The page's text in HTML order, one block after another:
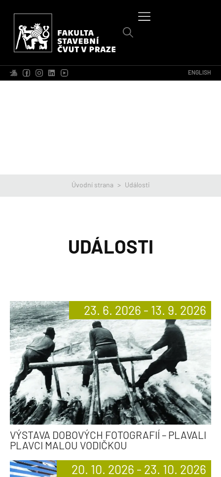
ENGLISH
Úvodní strana > Události
UDÁLOSTI
VÝSTAVA DOBOVÝCH FOTOGRAFIÍ – PLAVALI
PLAVCI MALOU VODIČKOU
23. 6. 2026 - 13. 9. 2026
20. 10. 2026 - 23. 10. 2026